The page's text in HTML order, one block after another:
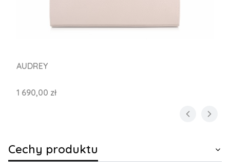
AUDREY
Cena
1 690,00 zł
Cechy produktu